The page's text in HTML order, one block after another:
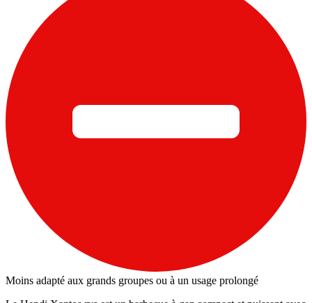
Moins adapté aux grands groupes ou à un usage prolongé